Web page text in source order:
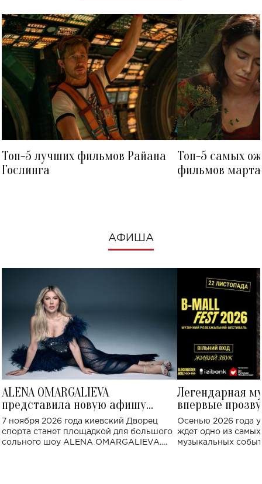
Топ-5 лучших фильмов Райана
Гослинга
Топ-5 самых
фильмов
АФИША
ALENA OMARGALIEVA
представила новую афишу
большого концерта во Дворце
спорта
7 ноября 2026 года киевский Дворец
спорта станет площадкой для большого
сольного шоу ALENA OMARGALIEVA.
Легендарная
впервые
Украине: где
Осенью 2026 года
ждет одно из
музыкальных